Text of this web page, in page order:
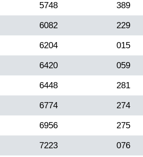
5748 389
6082 229
6204 015
6420 059
6448 281
6774 274
6956 275
7223 076